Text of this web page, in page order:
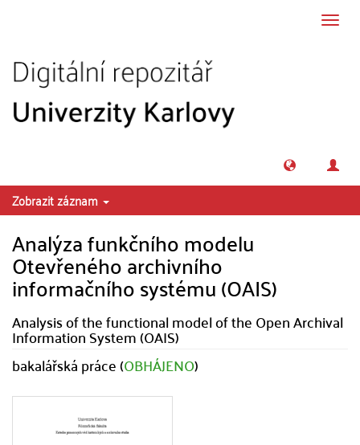
Zobrazit záznam
Analýza funkčního modelu
Otevřeného archivního
informačního systému (OAIS)
Analysis of the functional model of the Open Archival
Information System (OAIS)
bakalářská práce (OBHÁJENO)